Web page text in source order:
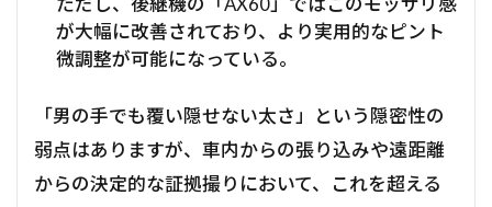
が大幅に改善されており、より実用的なピント
微調整が可能になっている。
「男の手でも覆い隠せない太さ」という隠密性の
弱点はありますが、車内からの張り込みや遠距離
からの決定的な証拠撮りにおいて、これを超える